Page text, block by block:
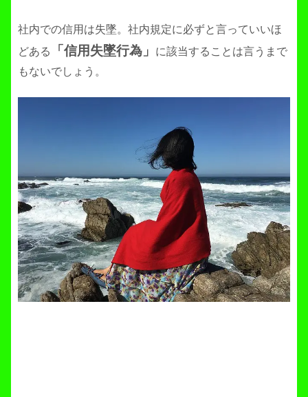
社内での信用は失墜。社内規定に必ずと言っていいほ
どある
「信用失墜行為」
に該当することは言うまで
もないでしょう。